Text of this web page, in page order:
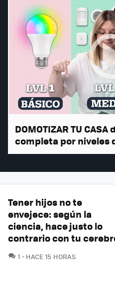
DOMOTIZAR TU CASA
completa por niveles
Tener hijos no te
envejece: según la
ciencia, hace justo lo
contrario con tu
1 COMENTARIOS
HACE 15 HORAS